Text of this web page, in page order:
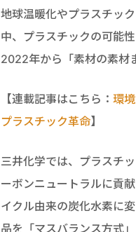
地球温暖化やプラスチッ
中、プラスチックの可能
2022年から「素材の素材
【連載記事はこちら： 環
プラスチック革命】
三井化学では、プラスチ
ーボンニュートラルに貢
イクル由来の炭化水素に
品を「マスバランス方式